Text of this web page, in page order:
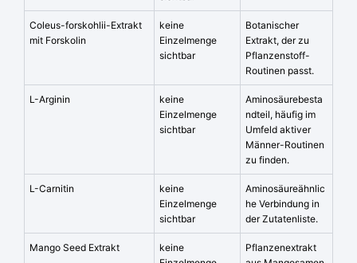
Coleus-forskohlii-Extrakt
mit Forskolin
keine
Einzelmenge
sichtbar
Botanischer
Extrakt, der zu
Pflanzenstoff-
Routinen passt.
L-Arginin
keine
Einzelmenge
sichtbar
Aminosäurebesta
ndteil, häufig im
Umfeld aktiver
Männer-Routinen
zu finden.
L-Carnitin
keine
Einzelmenge
sichtbar
Aminosäureähnlic
he Verbindung in
der Zutatenliste.
Mango Seed Extrakt
keine
Pflanzenextrakt